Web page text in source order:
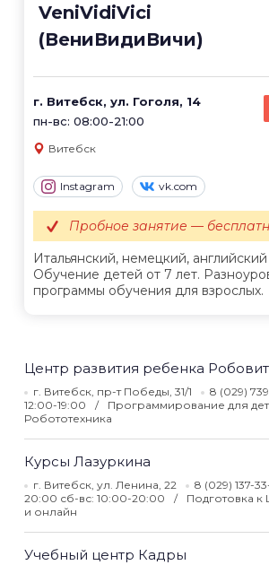
VeniVidiVici
(ВениВидиВичи)
г. Витебск, ул. Гоголя, 14
пн-вс: 08:00-21:00
Витебск
Instagram vk.com
Итальянский, немецкий,
Обучение детей от 7 лет.
программы обучения для взрослых.
Пробное занятие —
Центр развития ребенка
г. Витебск, пр-т Победы, 31/1 8 (029)
12:00-19:00
Программирование для
Робототехника
Курсы Лазуркина
г. Витебск, ул. Ленина, 22 8 (029) 137-
20:00 сб-вс: 10:00-20:00
Подготовка
и онлайн
Учебный центр Кадры